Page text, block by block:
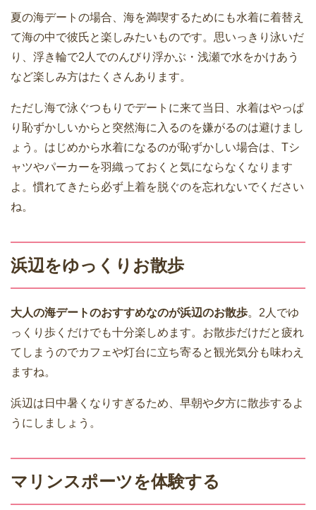
夏の海デートの場合、海を満喫するためにも水着に着替え
て海の中で彼氏と楽しみたいものです。思いっきり泳いだ
り、浮き輪で2人でのんびり浮かぶ・浅瀬で水をかけあう
など楽しみ方はたくさんあります。
ただし海で泳ぐつもりでデートに来て当日、水着はやっぱ
り恥ずかしいからと突然海に入るのを嫌がるのは避けまし
ょう。はじめから水着になるのが恥ずかしい場合は、Tシ
ャツやパーカーを羽織っておくと気にならなくなります
よ。慣れてきたら必ず上着を脱ぐのを忘れないでください
ね。
浜辺をゆっくりお散歩
大人の海デートのおすすめなのが浜辺のお散歩。2人でゆ
っくり歩くだけでも十分楽しめます。お散歩だけだと疲れ
てしまうのでカフェや灯台に立ち寄ると観光気分も味わえ
ますね。
浜辺は日中暑くなりすぎるため、早朝や夕方に散歩するよ
うにしましょう。
マリンスポーツを体験する